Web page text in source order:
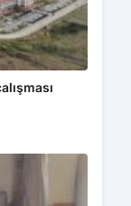
incelendi